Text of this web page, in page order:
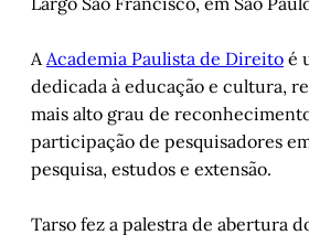
A Academia Paulista de Direito é
dedicada à educação e cultura,
mais alto grau de
participação de pesquisadores
pesquisa, estudos e extensão.
Tarso fez a palestra de abertura